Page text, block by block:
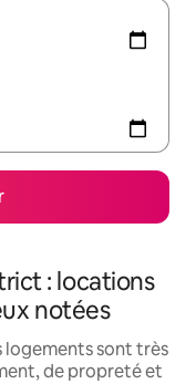
: locations
notées
logements sont très
de propreté et